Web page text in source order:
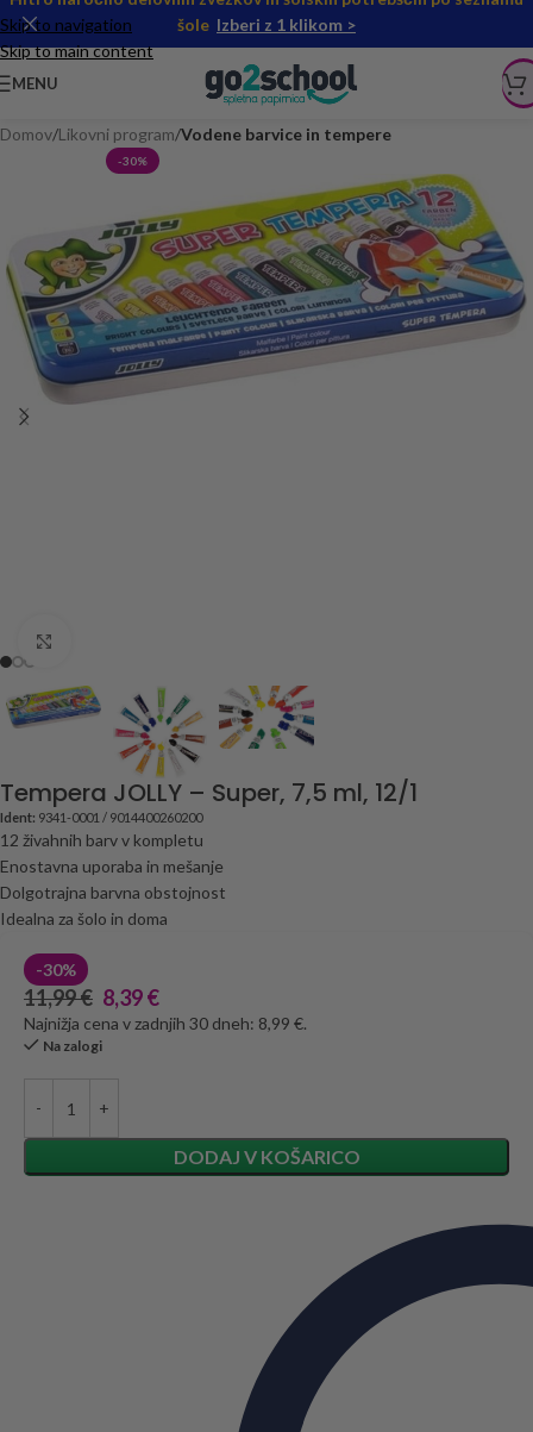
Skip to navigation
Skip to main content
šole Izberi z 1 klikom >
MENU
Domov Likovni program Vodene barvice in tempere
-30%
Tempera JOLLY – Super, 7,5 ml, 12/1
Ident: 9341-0001 / 9014400260200
12 živahnih barv v kompletu
Enostavna uporaba in mešanje
Dolgotrajna barvna obstojnost
Idealna za šolo in doma
-30%
11,99€ 8,39€
Najnižja cena v zadnjih 30 dneh: 8,99 €.
Na zalogi
DODAJ V KOŠARICO